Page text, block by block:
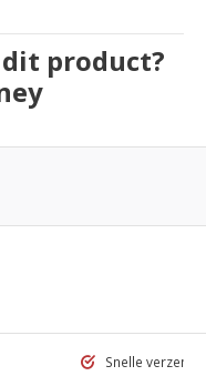
product?
Snelle